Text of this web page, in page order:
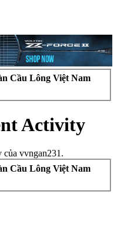
Cầu Lông Việt Nam
Activity
của vvngan231.
Cầu Lông Việt Nam